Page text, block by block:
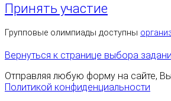
Принять участие
Групповые олимпиады доступны
Вернуться к странице выбора
Отправляя любую форму на сайте,
Политикой конфиденциальности